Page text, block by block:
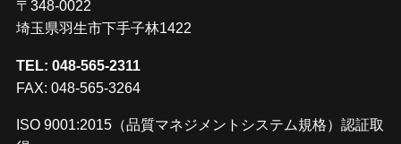
〒348-0022
埼玉県羽生市下手子林1422
TEL: 048-565-2311
FAX: 048-565-3264
ISO 9001:2015（品質マネジメントシステム規格）認証取